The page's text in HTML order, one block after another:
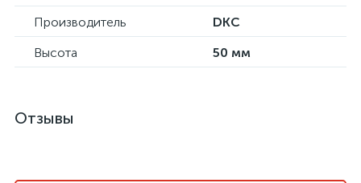
Производитель
DKC
Высота
50 мм
Отзывы